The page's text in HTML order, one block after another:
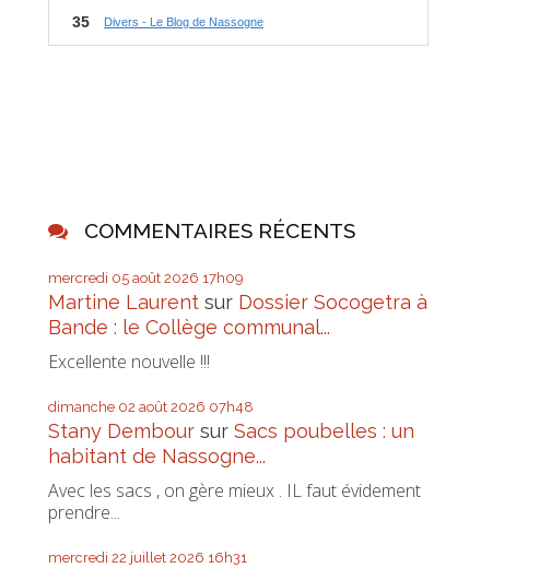
COMMENTAIRES RÉCENTS
mercredi 05 août 2026 17h09
Martine Laurent sur Dossier Socogetra à
Bande : le Collège communal...
Excellente nouvelle !!!
dimanche 02 août 2026 07h48
Stany Dembour surSacs poubelles : un
habitant de Nassogne...
Avec les sacs , on gère mieux . IL faut évidement
prendre...
mercredi 22 juillet 2026 16h31